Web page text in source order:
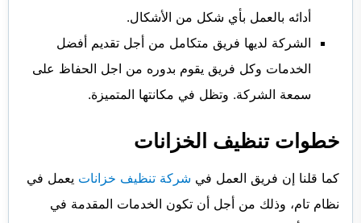
أدائه بالعمل بأي شكل من الأشكال.
الشركة لديها فريق متكامل من أجل تقديم أفضل
الخدمات وكل فريق يقوم بدوره من اجل الحفاظ على
سمعة الشركة. وتظل في مكانتها المتميزة.
خطوات تنظيف الخزانات
كما قلنا إن فريق العمل في شركة تنظيف خزانات يعمل في
نظام تام، وذلك من أجل أن تكون الخدمات المقدمة في